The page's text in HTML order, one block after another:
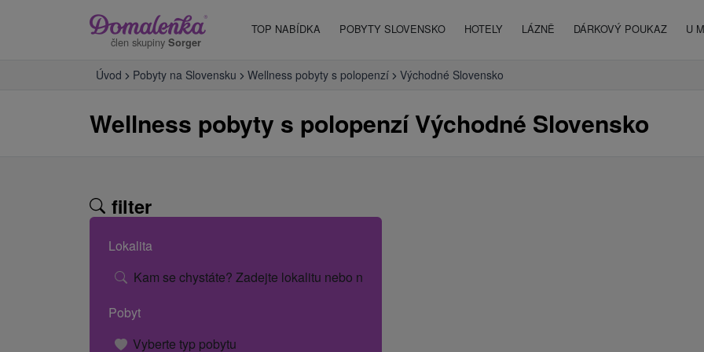
člen skupiny Sorger
TOP NABÍDKA POBYTY SLOVENSKO HOTELY LÁZNĚ DÁRKOVÝ POUKAZ U
Úvod Pobyty na Slovensku Wellness pobyty s polopenzí Východné Slovensko
Wellness pobyty s polopenzí Východné Slovensko
filter
Lokalita
Kam se chystáte? Zadejte lokalitu nebo název hotelu.
Pobyt
Vyberte typ pobytu